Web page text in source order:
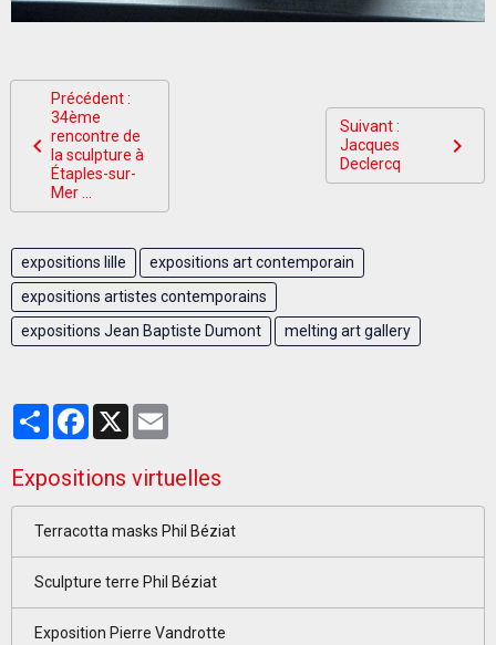
Précédent :
34ème
rencontre de
la sculpture à
Étaples-sur-
Mer ...
Suivant :
Jacques
Declercq
expositions lille
expositions art contemporain
expositions artistes contemporains
expositions Jean Baptiste Dumont
melting art gallery
PartagerFacebook
X
Expositions virtuelles
Terracotta masks Phil Béziat
Sculpture terre Phil Béziat
Exposition Pierre Vandrotte